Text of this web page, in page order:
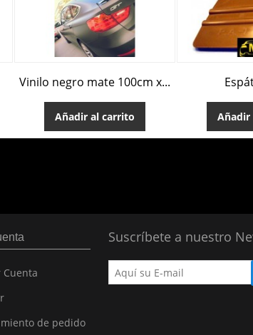
Vinilo negro mate 100cm x...
Añadir al carrito
Cuenta
de pedido
Suscríbete a nuestro